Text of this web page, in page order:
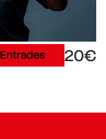
Entrades 20€